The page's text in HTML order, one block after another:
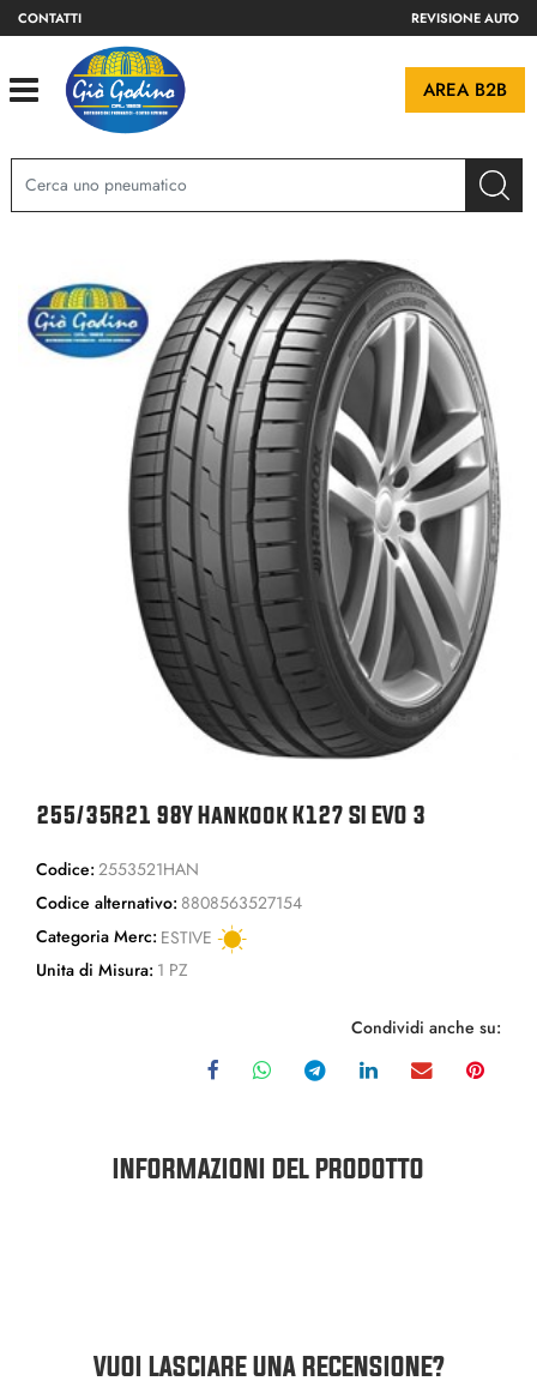
CONTATTI REVISIONE AUTO
Open AREA B2B
255/35R21 98Y Hankook K127 SI EVO 3
Codice: 2553521HAN
Codice alternativo: 8808563527154
Categoria Merc: ESTIVE
Unita di Misura: 1 PZ
Condividi anche su:
INFORMAZIONI DEL PRODOTTO
VUOI LASCIARE UNA RECENSIONE?